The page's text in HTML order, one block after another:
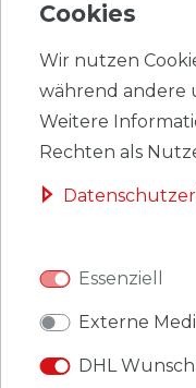
im
im
Cookies
Wir nutzen
während andere
Weitere
Rechten als
Essenziell
Externe
DHL